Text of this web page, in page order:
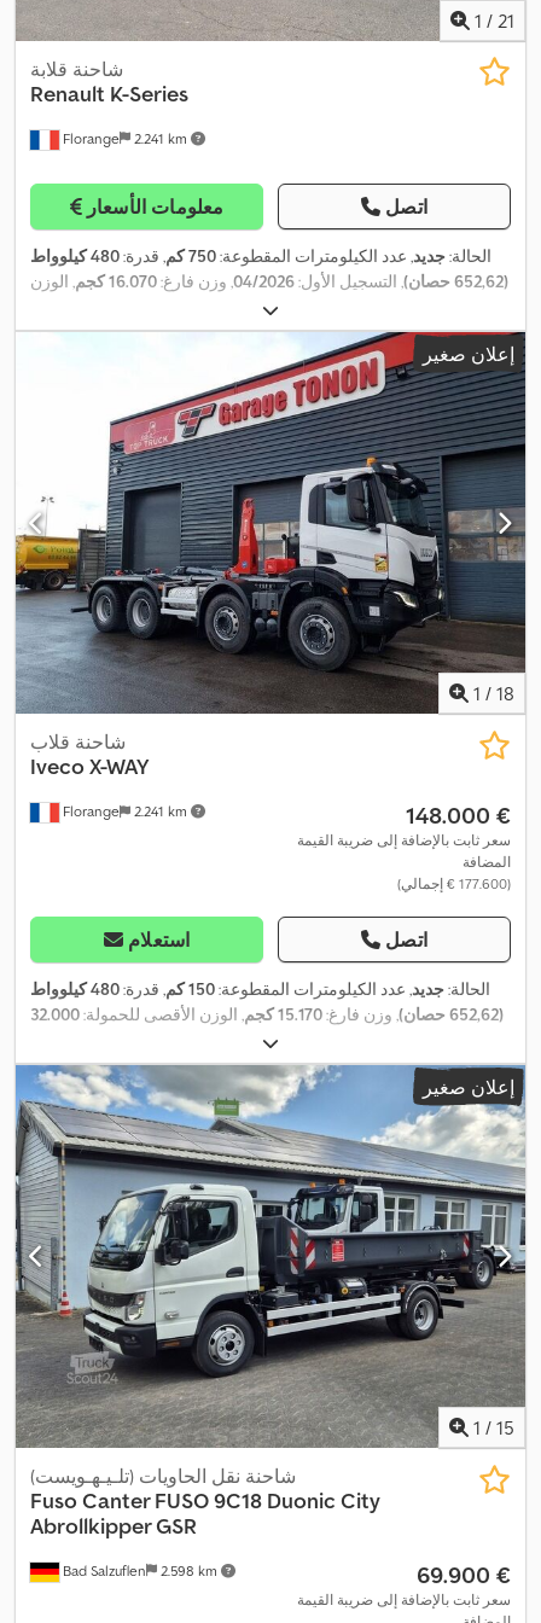
1 / 21
Florange 2.241 km
شاحنة قلابة
Renault K-Series
معلومات الأسعار اتصل
الحالة:جديد, عدد الكيلومترات المقطوعة:750 كم , قدرة:
480 كيلوواط
(652,62 حصان)
, التسجيل الأول:04/2026, وزن فارغ:16.070 كجم
, الوزن
, تكوين المحور:
مم, وقود:ديزل, نوع التروس:تلقائي, فئة الانبعاثات:يورو 6 , تعليق:فولاذ,
سعة التحميل:15.930 كجم , معدات:
كاميرا رؤية خلفية, كمبيوتر على متن المركبة, مثبت السرعة,
إعلان صغير
1 / 18
Florange 2.241 km
شاحنة قلاب
IvecoX-WAY
‏148.000 €
سعر ثابت بالإضافة إلى ضريبة القيمة
المضافة
(‏177.600 € إجمالي)
استعلام اتصل
الحالة:جديد, عدد الكيلومترات المقطوعة:150 كم , قدرة:
480 كيلوواط
(652,62 حصان)
, وزن فارغ:15.170 كجم , الوزن الأقصى للحمولة:32.000
, قاعدة العجلات:
التروس:تلقائي, فئة الانبعاثات:يورو 6 , تعليق:هواء, سعة التحميل:16.830
كجم , معدات: المُبطئ, بلوتوث, تكييف الهواء, قفل مركزي, كمبيوتر على
متن المركبة, مثبت السرعة,
إعلان صغير
1 / 15
Bad Salzuflen 2.598 km
شاحنة نقل الحاويات (تلـيـهـويست)
FusoCanter FUSO 9C18 Duonic City
Abrollkipper GSR
‏69.900 €
سعر ثابت بالإضافة إلى ضريبة القيمة